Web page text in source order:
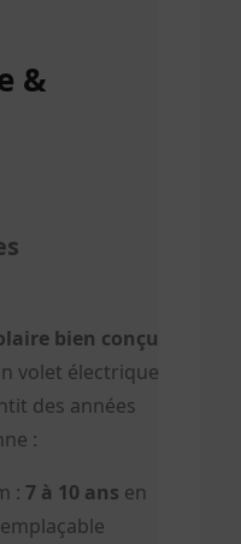
&
bien conçu
volet électrique
des années
:
: 7 à 10 ans en